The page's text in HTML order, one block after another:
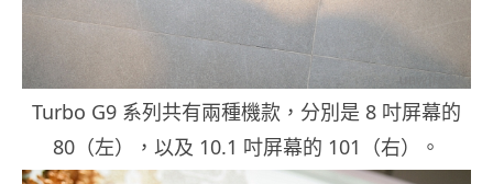
Turbo G9 系列共有兩種機款，分別是 8 吋屏幕的
80（左），以及 10.1 吋屏幕的 101（右）。